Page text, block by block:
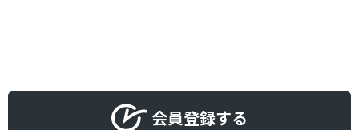
会員登録する